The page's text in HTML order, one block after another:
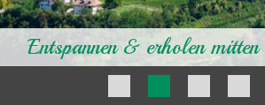
WOHNUNGEN /
PREISE
UMGEBUNG
Entspannen & erholen